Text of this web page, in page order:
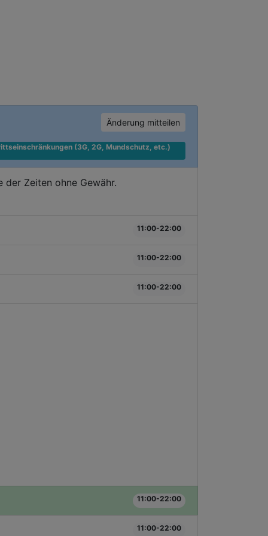
Änderung mitteilen
(3G, 2G, Mundschutz, etc.)
Zeiten ohne Gewähr.
11:00-22:00
11:00-22:00
11:00-22:00
11:00-22:00
11:00-22:00